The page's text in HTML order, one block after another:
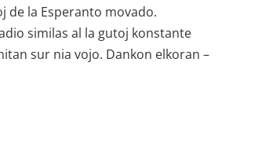
de la Esperanto movado.
similas al la gutoj konstante
sur nia vojo. Dankon elkoran –